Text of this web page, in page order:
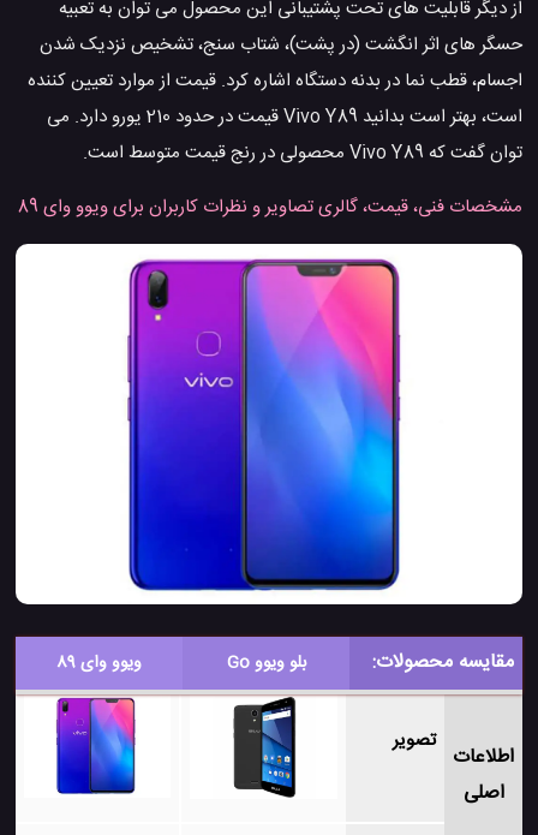
از دیگر قابلیت های تحت پشتیبانی این محصول می توان به تعبیه
حسگر های اثر انگشت (در پشت)، شتاب سنج، تشخیص نزدیک شدن
اجسام، قطب نما در بدنه دستگاه اشاره کرد. قیمت از موارد تعیین کننده
است، بهتر است بدانید Vivo Y89 قیمت در حدود 210 یورو دارد. می
توان گفت که Vivo Y89 محصولی در رنج قیمت متوسط است.
مشخصات فنی، قیمت، گالری تصاویر و نظرات کاربران برای ویوو وای 89
مقایسه محصولات: بلو ویوو Go ویوو وای 89
اطلاعات
اصلی
تصویر